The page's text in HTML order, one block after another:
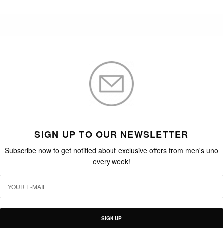
SIGN UP TO OUR NEWSLETTER
Subscribe now to get notified about exclusive offers from men's uno
every week!
SIGN UP